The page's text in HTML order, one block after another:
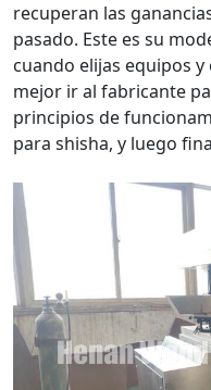
recuperan las
pasado. Este es su
cuando elijas equipos
mejor ir al fabricante
principios de
para shisha, y luego